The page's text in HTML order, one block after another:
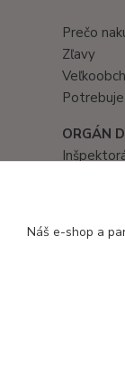
Prečo
Zľavy
ORGÁN
Náš e-shop a